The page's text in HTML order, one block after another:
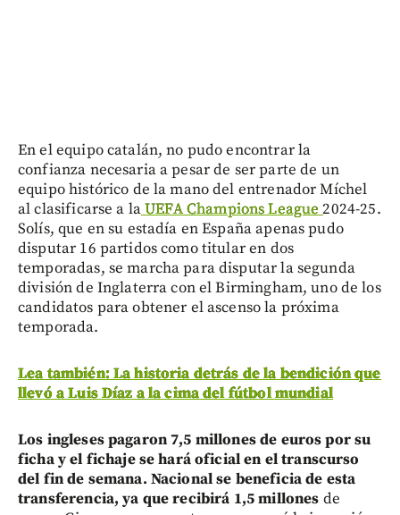
En el equipo catalán, no pudo encontrar la
confianza necesaria a pesar de ser parte de un
equipo histórico de la mano del entrenador Míchel
al clasificarse a laUEFA Champions League2024-25.
Solís, que en su estadía en España apenas pudo
disputar 16 partidos como titular en dos
temporadas, se marcha para disputar la segunda
división de Inglaterra con el Birmingham, uno de los
candidatos para obtener el ascenso la próxima
temporada.
Lea también: La historia detrás de la bendición que
llevó a Luis Díaz a la cima del fútbol mundial
Los ingleses pagaron 7,5 millones de euros por su
ficha y el fichaje se hará oficial en el transcurso
del fin de semana. Nacional se beneficia de esta
transferencia, ya que recibirá 1,5 millones de